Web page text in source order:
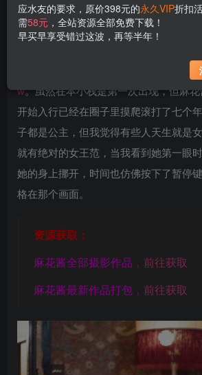
今天掌柜给各位看官介绍一位新的妹子，
w。虽然在本小栈是第一次出现，但麻
开始入行已经在圈子里摸爬滚打了七个
子都是公主，但我觉得有些人天生就是
就有绝对的女王范，当我看到她第一眼
她的身上挪开，时间也仿佛按下了暂停
格在那个画面。
资源获取：
麻花酱全部摄影作品， 前往获取
麻花酱最新作品打包， 前往获取
应水友的要求，原价398元的永久VIP折扣
需58元 ，全站资源全部免费下载！
早买早享受错过这波，再等半年！